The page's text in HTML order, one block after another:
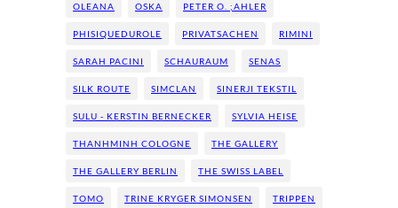
OLEANA OSKA PETER O. ;AHLER
PHISIQUEDUROLE PRIVATSACHEN RIMINI
SARAH PACINI SCHAURAUM SENAS
SILK ROUTE SIMCLAN SINERJI TEKSTIL
SULU - KERSTIN BERNECKER SYLVIA HEISE
THANHMINH COLOGNE THE GALLERY
THE GALLERY BERLIN THE SWISS LABEL
TOMO TRINE KRYGER SIMONSEN TRIPPEN